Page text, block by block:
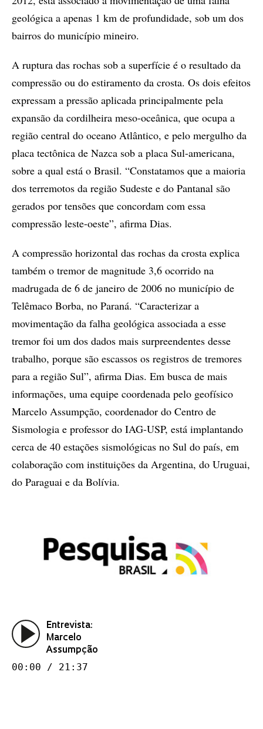
geológica a apenas 1 km de profundidade, sob um dos
bairros do município mineiro.
A ruptura das rochas sob a superfície é o resultado da
compressão ou do estiramento da crosta. Os dois efeitos
expressam a pressão aplicada principalmente pela
expansão da cordilheira meso-oceânica, que ocupa a
região central do oceano Atlântico, e pelo mergulho da
placa tectônica de Nazca sob a placa Sul-americana,
sobre a qual está o Brasil. “Constatamos que a maioria
dos terremotos da região Sudeste e do Pantanal são
gerados por tensões que concordam com essa
compressão leste-oeste”, afirma Dias.
A compressão horizontal das rochas da crosta explica
também o tremor de magnitude 3,6 ocorrido na
madrugada de 6 de janeiro de 2006 no município de
Telêmaco Borba, no Paraná. “Caracterizar a
movimentação da falha geológica associada a esse
tremor foi um dos dados mais surpreendentes desse
trabalho, porque são escassos os registros de tremores
para a região Sul”, afirma Dias. Em busca de mais
informações, uma equipe coordenada pelo geofísico
Marcelo Assumpção, coordenador do Centro de
Sismologia e professor do IAG-USP, está implantando
cerca de 40 estações sismológicas no Sul do país, em
colaboração com instituições da Argentina, do Uruguai,
do Paraguai e da Bolívia.
Entrevista:
Marcelo
Assumpção
00:00 / 21:37